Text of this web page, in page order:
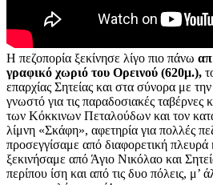
Η πεζοπορία ξεκίνησε λίγο πιο πάνω
γραφικό χωριό του Ορεινού (620μ.),
επαρχίας Σητείας και στα σύνορα με
γνωστό για τις παραδοσιακές ταβέρνες
των Κόκκινων Πεταλούδων και τον
λίμνη «Σκάφη», αφετηρία για πολλές
προσεγγίσαμε από διαφορετική
ξεκινήσαμε από Άγιο Νικόλαο και
περίπου ίση και από τις δυο πόλεις, μ’